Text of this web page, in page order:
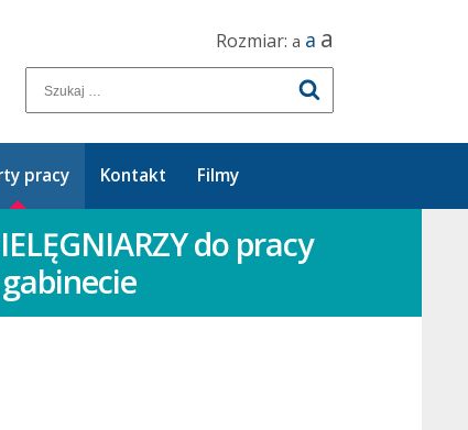
Rozmiar: a a a
pracy Kontakt Filmy
do pracy